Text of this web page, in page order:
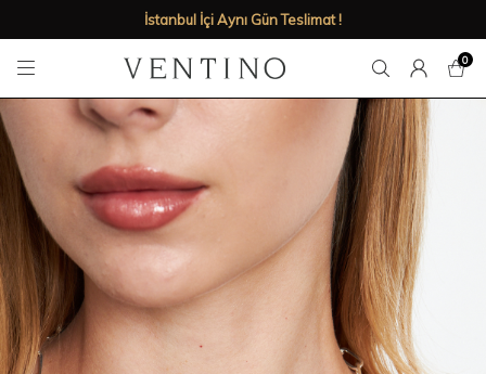
Babalar Gününe özel %50'ye varan indirimler!
0